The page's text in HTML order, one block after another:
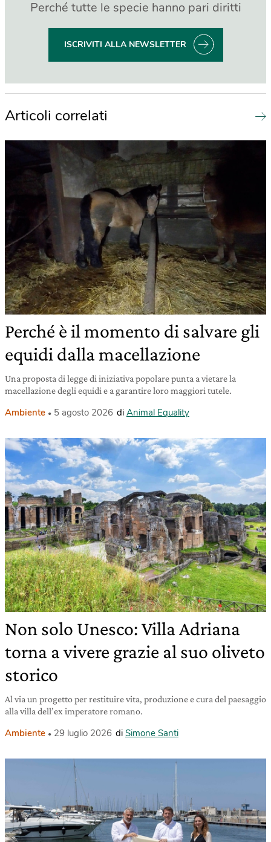
Perché tutte le specie hanno pari diritti
ISCRIVITI ALLA NEWSLETTER
Articoli correlati
Perché è il momento di salvare gli
equidi dalla macellazione
Una proposta di legge di iniziativa popolare punta a vietare la
macellazione degli equidi e a garantire loro maggiori tutele.
Ambiente 5 agosto 2026 di Animal Equality
Non solo Unesco: Villa Adriana
torna a vivere grazie al suo oliveto
storico
Al via un progetto per restituire vita, produzione e cura del paesaggio
alla villa dell’ex imperatore romano.
Ambiente 29 luglio 2026 di Simone Santi